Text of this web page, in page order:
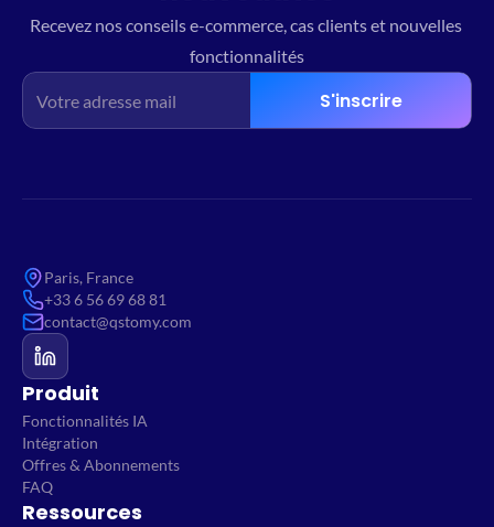
Recevez nos conseils e-commerce, cas clients et nouvelles
fonctionnalités
S'inscrire
Paris, France
+33 6 56 69 68 81
contact@qstomy.com
Produit
Fonctionnalités IA
Intégration
Offres & Abonnements
FAQ
Ressources